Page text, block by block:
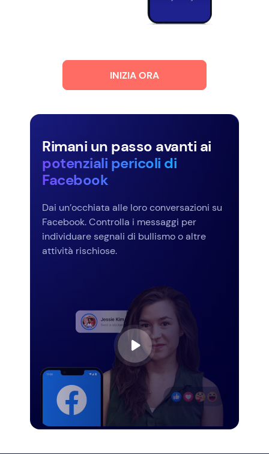
INIZIA ORA
Rimani un passo avanti ai
potenziali pericoli di
Facebook
Dai un’occhiata alle loro conversazioni su
Facebook. Controlla i messaggi per
individuare segnali di bullismo o altre
attività rischiose.